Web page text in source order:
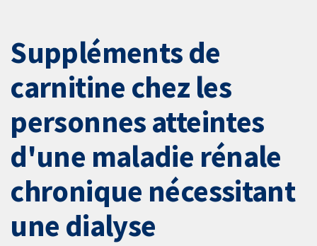
Suppléments de
carnitine chez les
personnes atteintes
d'une maladie rénale
chronique nécessitant
une dialyse